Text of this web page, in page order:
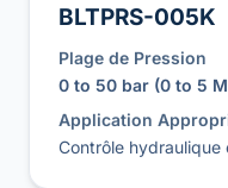
BLTPRS-005K
Plage de Pression
0 to 50 bar (0 to 5
Application
Contrôle hydraulique